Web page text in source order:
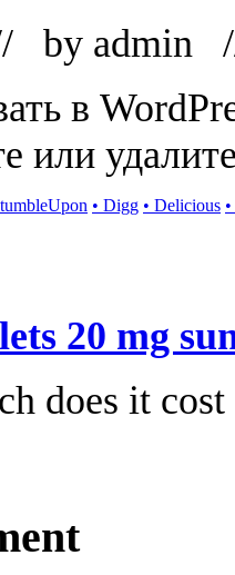
by admin
в
или
• Digg • Delicious
20 mg
does it